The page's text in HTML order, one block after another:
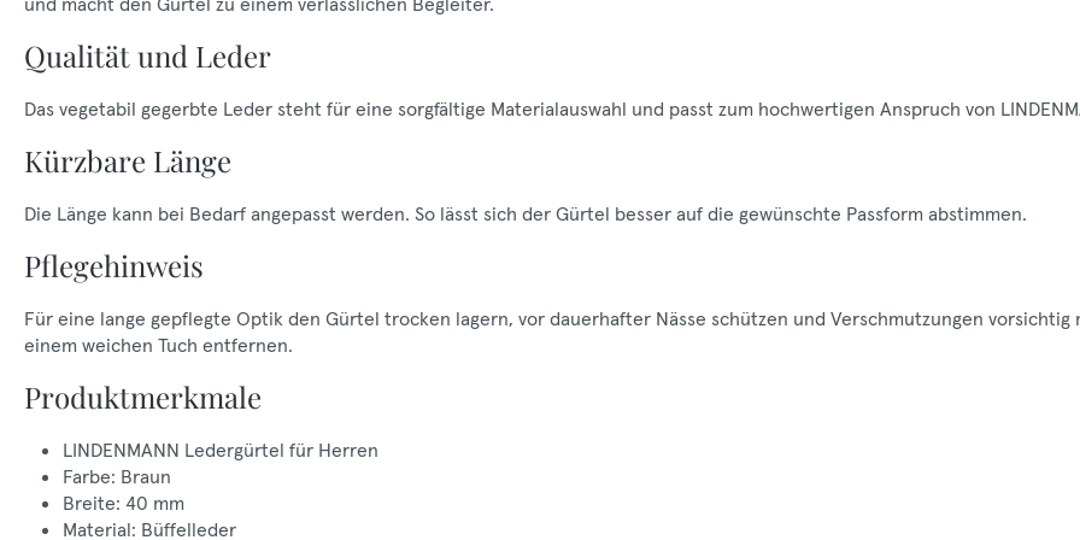
Qualität und Leder
Das vegetabil gegerbte Leder steht für eine sorgfältige Materialauswahl und passt zum hochwertigen Anspruch von
Kürzbare Länge
Die Länge kann bei Bedarf angepasst werden. So lässt sich der Gürtel besser auf die gewünschte Passform abstimmen.
Pflegehinweis
Für eine lange gepflegte Optik den Gürtel trocken lagern, vor dauerhafter Nässe schützen und Verschmutzungen vorsichtig
einem weichen Tuch entfernen.
Produktmerkmale
LINDENMANN Ledergürtel für Herren
Farbe: Braun
Breite: 40 mm
Material: Büffelleder